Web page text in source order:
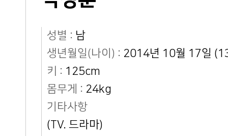
성별 : 남
생년월일(나이) : 2014년 10월 17일
키 : 125cm
몸무게 : 24kg
기타사항
(TV. 드라마)